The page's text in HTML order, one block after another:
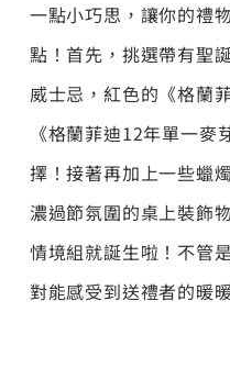
一點小巧思，讓你的禮
點！首先，挑選帶有聖
威士忌，紅色的《格蘭
《格蘭菲迪12年單一
擇！接著再加上一些蠟
濃過節氛圍的桌上裝飾
情境組就誕生啦！不管
對能感受到送禮者的暖